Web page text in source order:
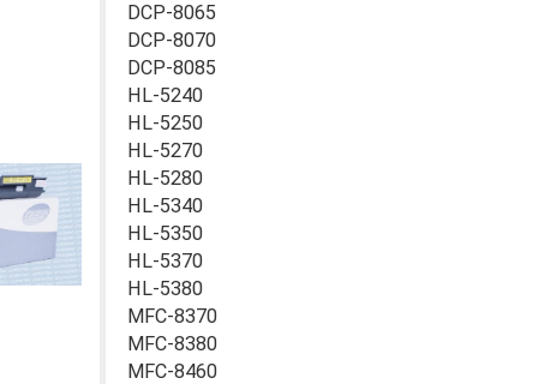
DCP-8065
DCP-8070
DCP-8085
HL-5240
HL-5250
HL-5270
HL-5280
HL-5340
HL-5350
HL-5370
HL-5380
MFC-8370
MFC-8380
MFC-8460